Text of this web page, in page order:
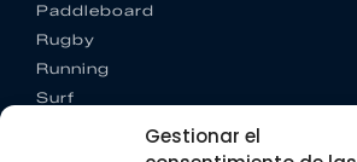
Gestionar el
Paddleboard
Rugby
Running
Surf
Trail running